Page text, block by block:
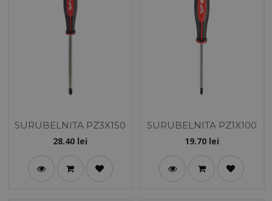
SURUBELNITA PZ3X150
28.40 lei
SURUBELNITA PZ1X100
19.70lei